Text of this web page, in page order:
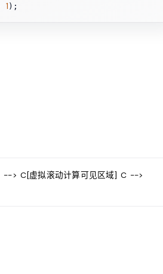
1
> C[虚拟滚动计算可见区域] C -->